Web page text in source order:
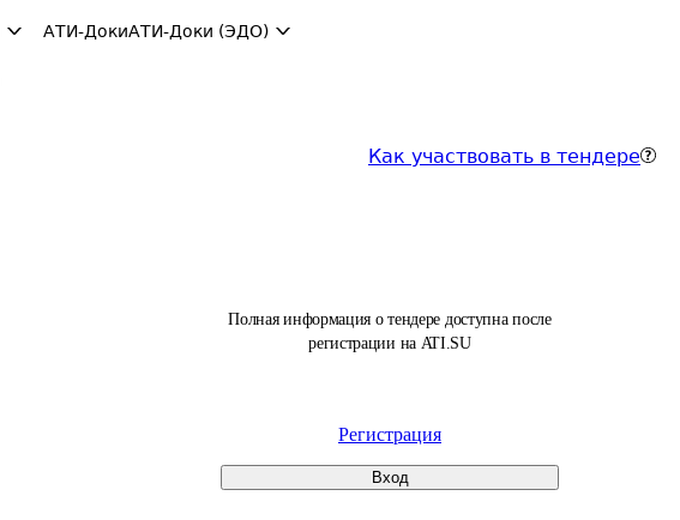
АТИ-ДокиАТИ-Доки (ЭДО)
Как участвовать в тендере
Полная информация о тендере доступна после
регистрации на ATI.SU
Регистрация
Вход